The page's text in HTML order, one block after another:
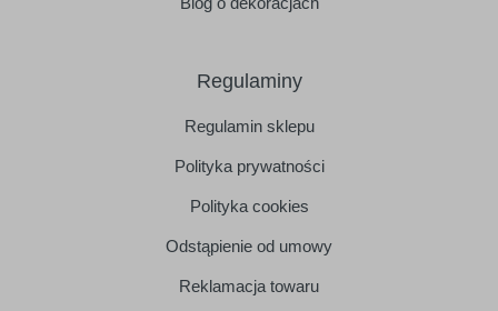
Regulaminy
Regulamin sklepu
Polityka prywatności
Polityka cookies
Odstąpienie od umowy
Reklamacja towaru